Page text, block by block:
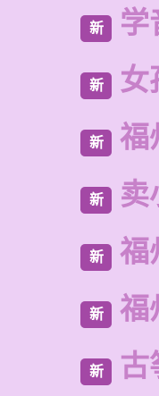
新 学
新 女
新 福
新 卖
新 福
新 福
新 古